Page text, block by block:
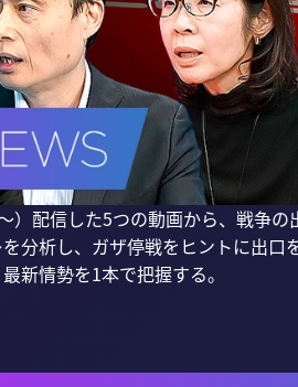
）配信した5つの動画から、戦争
分析し、ガザ停戦をヒントに出
新情勢を1本で把握する。